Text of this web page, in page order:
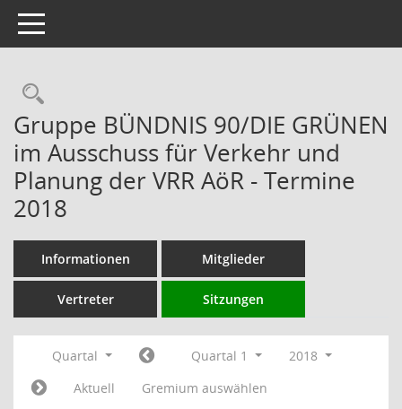
Toggle navigation
Rechercheauswahl
Gruppe BÜNDNIS 90/DIE GRÜNEN
im Ausschuss für Verkehr und
Planung der VRR AöR - Termine
2018
Informationen Mitglieder
Vertreter Sitzungen
Quartal Quartal 1
2018
Aktuell
Gremium auswählen